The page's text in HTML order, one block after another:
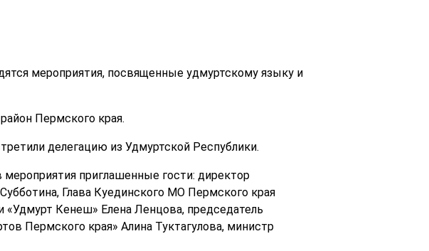
мероприятия, посвященные удмуртскому языку и
Пермского края.
делегацию из Удмуртской Республики.
приглашенные гости: директор
Глава Куединского МО Пермского края
«Удмурт Кенеш» Елена Ленцова, председатель
Пермского края» Алина Туктагулова, министр